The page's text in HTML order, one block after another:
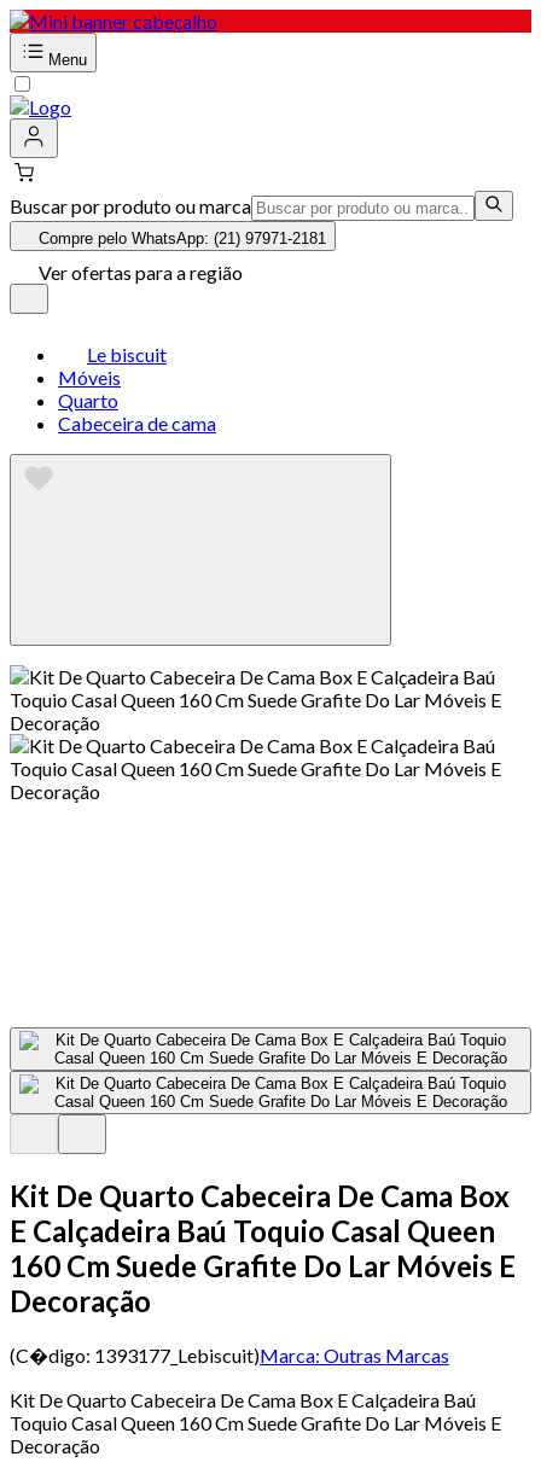
Menu
Buscar por produto ou marca
Compre pelo WhatsApp: (21) 97971-2181
Ver ofertas para a região
Le biscuit
Móveis
Quarto
Cabeceira de cama
Kit De Quarto Cabeceira De Cama Box
E Calçadeira Baú Toquio Casal Queen
160 Cm Suede Grafite Do Lar Móveis E
Decoração
(C�digo: 1393177_Lebiscuit)Marca: Outras Marcas
Kit De Quarto Cabeceira De Cama Box E Calçadeira Baú
Toquio Casal Queen 160 Cm Suede Grafite Do Lar Móveis E
Decoração